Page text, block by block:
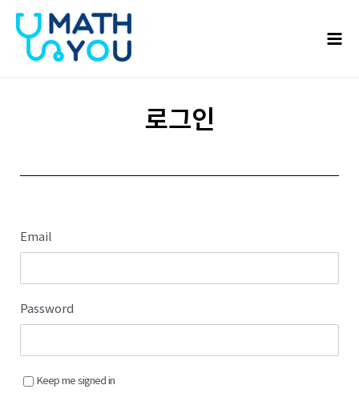
건너뛰기
로그인
Email
Password
Keep me signed in